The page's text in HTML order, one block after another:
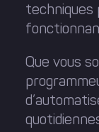
techniques
Que vous